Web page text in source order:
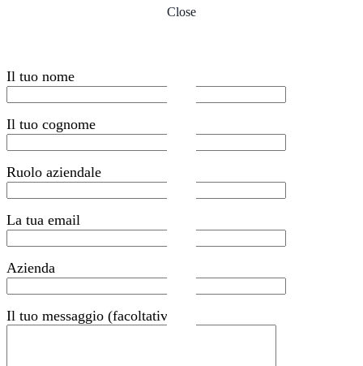
Il tuo nome
Il tuo cognome
Ruolo aziendale
La tua email
Azienda
Il tuo messaggio (facoltativo)
Close